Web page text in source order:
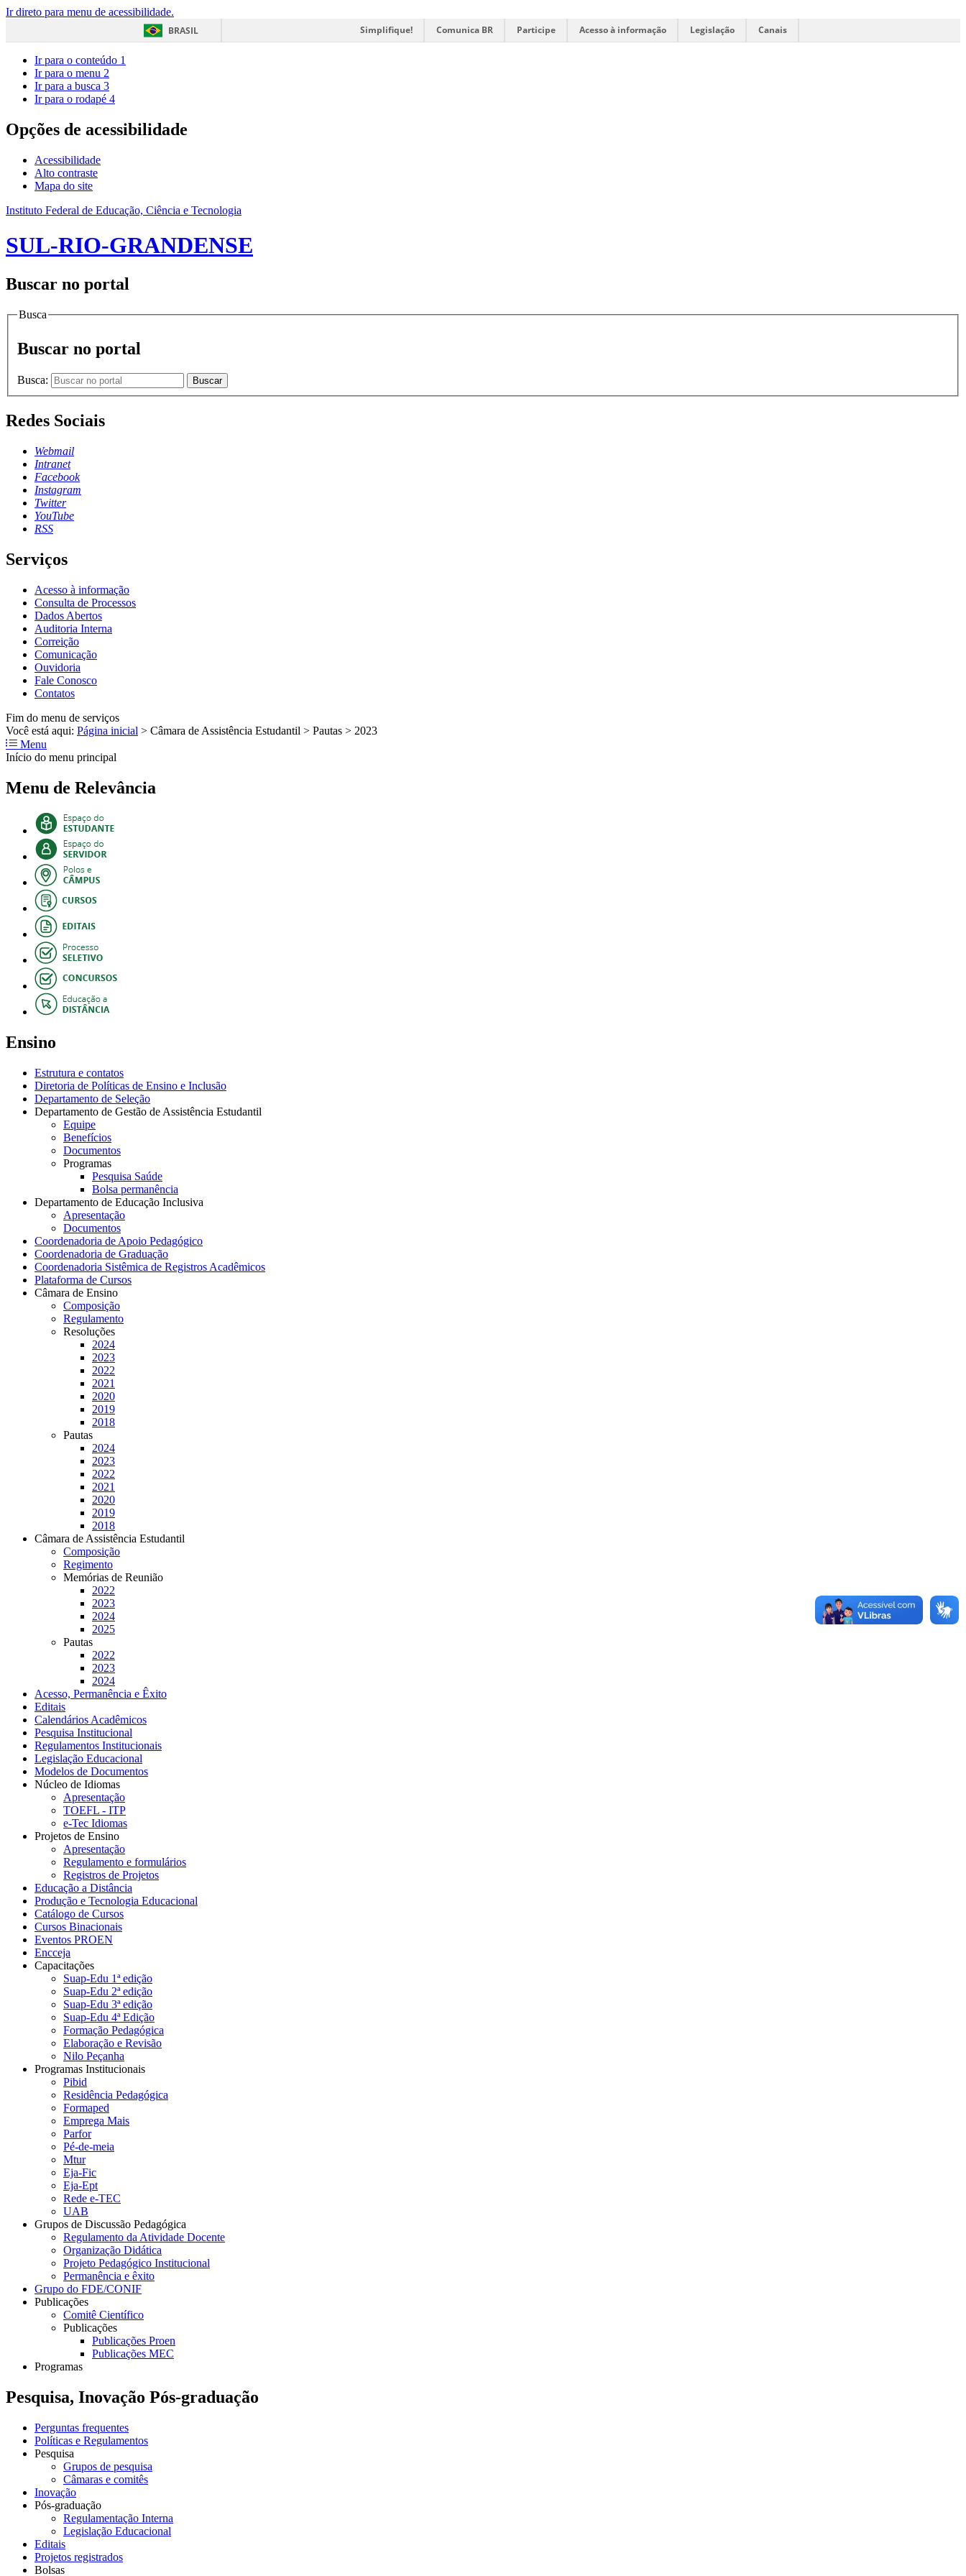
Ir direto para menu de acessibilidade.
BRASIL
Simplifique! Comunica BR Participe Acesso à informação Legislação Canais
Ir para o conteúdo 1
Ir para o menu 2
Ir para a busca 3
Ir para o rodapé 4
Opções de acessibilidade
Acessibilidade
Alto contraste
Mapa do site
Instituto Federal de Educação, Ciência e Tecnologia
SUL-RIO-GRANDENSE
Buscar no portal
Busca
Buscar no portal
Busca: Buscar
Redes Sociais
Webmail
Intranet
Facebook
Instagram
Twitter
YouTube
RSS
Serviços
Acesso à informação
Consulta de Processos
Dados Abertos
Auditoria Interna
Correição
Comunicação
Ouvidoria
Fale Conosco
Contatos
Fim do menu de serviços
Você está aqui: Página inicial > Câmara de Assistência Estudantil > Pautas > 2023
Menu
Início do menu principal
Menu de Relevância
Ensino
Estrutura e contatos
Diretoria de Políticas de Ensino e Inclusão
Departamento de Seleção
Departamento de Gestão de Assistência Estudantil
Equipe
Benefícios
Documentos
Programas
Pesquisa Saúde
Bolsa permanência
Departamento de Educação Inclusiva
Apresentação
Documentos
Coordenadoria de Apoio Pedagógico
Coordenadoria de Graduação
Coordenadoria Sistêmica de Registros Acadêmicos
Plataforma de Cursos
Câmara de Ensino
Composição
Regulamento
Resoluções
2024
2023
2022
2021
2020
2019
2018
Pautas
2024
2023
2022
2021
2020
2019
2018
Câmara de Assistência Estudantil
Composição
Regimento
Memórias de Reunião
2022
2023
2024
2025
Pautas
2022
2023
2024
Acesso, Permanência e Êxito
Editais
Calendários Acadêmicos
Pesquisa Institucional
Regulamentos Institucionais
Legislação Educacional
Modelos de Documentos
Núcleo de Idiomas
Apresentação
TOEFL - ITP
e-Tec Idiomas
Projetos de Ensino
Apresentação
Regulamento e formulários
Registros de Projetos
Educação a Distância
Produção e Tecnologia Educacional
Catálogo de Cursos
Cursos Binacionais
Eventos PROEN
Encceja
Capacitações
Suap-Edu 1ª edição
Suap-Edu 2ª edição
Suap-Edu 3ª edição
Suap-Edu 4ª Edição
Formação Pedagógica
Elaboração e Revisão
Nilo Peçanha
Programas Institucionais
Pibid
Residência Pedagógica
Formaped
Emprega Mais
Parfor
Pé-de-meia
Mtur
Eja-Fic
Eja-Ept
Rede e-TEC
UAB
Grupos de Discussão Pedagógica
Regulamento da Atividade Docente
Organização Didática
Projeto Pedagógico Institucional
Permanência e êxito
Grupo do FDE/CONIF
Publicações
Comitê Científico
Publicações
Publicações Proen
Publicações MEC
Programas
Pesquisa, Inovação Pós-graduação
Perguntas frequentes
Políticas e Regulamentos
Pesquisa
Grupos de pesquisa
Câmaras e comitês
Inovação
Pós-graduação
Regulamentação Interna
Legislação Educacional
Editais
Projetos registrados
Bolsas